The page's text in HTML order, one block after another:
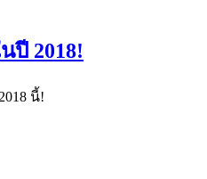
ปี 2018!
นี้!